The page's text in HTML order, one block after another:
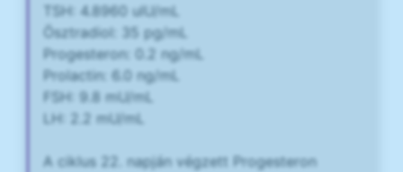
TSH: 4.8960 ulU/mL
Ösztradiol: 35 pg/mL
Progesteron: 0.2 ng/mL
Prolactin: 6.0 ng/mL
FSH: 9.8 mU/mL
LH: 2.2 mU/mL
A ciklus 22. napján végzett Progesteron